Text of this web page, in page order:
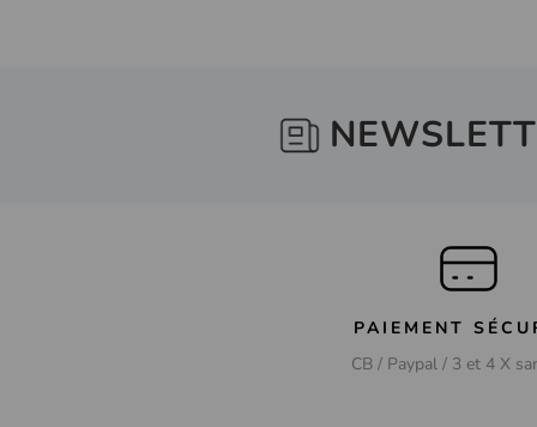
PAIEMENT
CB / Paypal / 3 et 4 X